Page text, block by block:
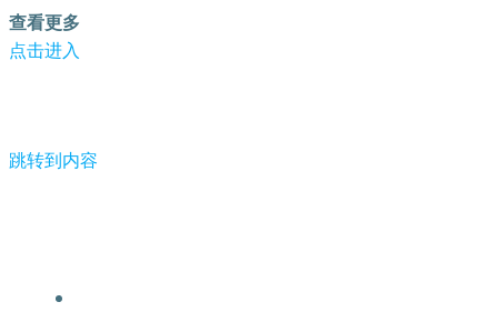
查看更多
点击进入
跳转到内容